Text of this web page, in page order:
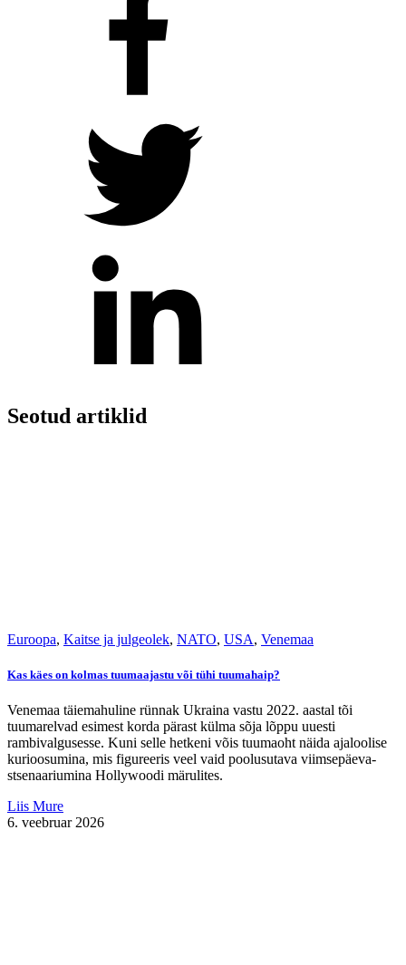
Seotud artiklid
Euroopa, Kaitse ja julgeolek, NATO, USA, Venemaa
Kas käes on kolmas tuumaajastu või tühi tuumahaip?
Venemaa täiemahuline rünnak Ukraina vastu 2022. aastal tõi
tuumarelvad esimest korda pärast külma sõja lõppu uuesti
rambivalgusesse. Kuni selle hetkeni võis tuumaoht näida ajaloolise
kurioosumina, mis figureeris veel vaid poolusutava viimsepäeva-
stsenaariumina Hollywoodi märulites.
Liis Mure
6. veebruar 2026